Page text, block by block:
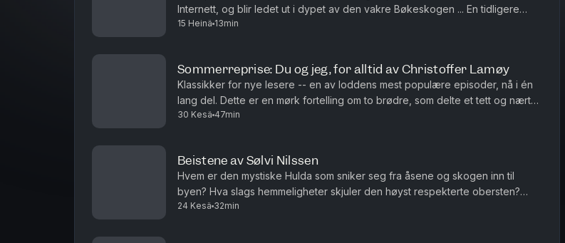
Internett, og blir ledet ut i dypet av den vakre Bøkeskogen ... En tidligere
versjon av folkeskrekk-novella «Gratistjeneste», som er p...
15 Heinä 13min
Sommerreprise: Du og jeg, for alltid av Christoffer Lamøy
Klassikker for nye lesere -- en av loddens mest populære episoder, nå i én
lang del. Dette er en mørk fortelling om to brødre, som delte et tett og nært
bånd, og som har gjort noe de kommer til å hjem...
30 Kesä 47min
Beistene av Sølvi Nilssen
Hvem er den mystiske Hulda som sniker seg fra åsene og skogen inn til
byen? Hva slags hemmeligheter skjuler den høyst respekterte obersten?
Hvem er de fryktinngytende beistene, og hva er egentlig onds...
24 Kesä 32min